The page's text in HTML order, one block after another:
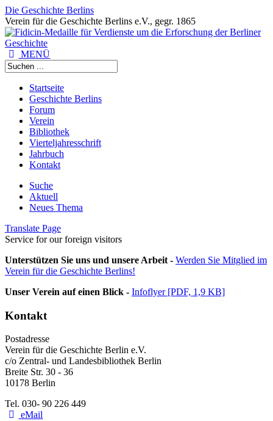
Die Geschichte Berlins
Verein für die Geschichte Berlins e.V., gegr. 1865
MENÜ
Startseite
Geschichte Berlins
Forum
Verein
Bibliothek
Vierteljahresschrift
Jahrbuch
Kontakt
Suche
Aktuell
Neues Thema
Translate Page
Service for our foreign visitors
Unterstützen Sie uns und unsere Arbeit - Werden Sie Mitglied im
Verein für die Geschichte Berlins!
Unser Verein auf einen Blick - Infoflyer [PDF, 1,9 KB]
Kontakt
Postadresse
Verein für die Geschichte Berlin e.V.
c/o Zentral- und Landesbibliothek Berlin
Breite Str. 30 - 36
10178 Berlin
Tel. 030- 90 226 449
eMail